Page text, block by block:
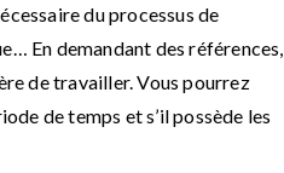
du processus de
En demandant des références,
de travailler. Vous pourrez
de temps et s’il possède les